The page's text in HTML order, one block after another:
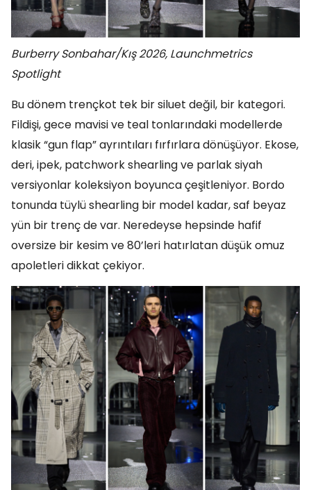
Burberry Sonbahar/Kış 2026, Launchmetrics
Spotlight
Bu dönem trençkot tek bir siluet değil, bir kategori.
Fildişi, gece mavisi ve teal tonlarındaki modellerde
klasik “gun flap” ayrıntıları fırfırlara dönüşüyor. Ekose,
deri, ipek, patchwork shearling ve parlak siyah
versiyonlar koleksiyon boyunca çeşitleniyor. Bordo
tonunda tüylü shearling bir model kadar, saf beyaz
yün bir trenç de var. Neredeyse hepsinde hafif
oversize bir kesim ve 80’leri hatırlatan düşük omuz
apoletleri dikkat çekiyor.